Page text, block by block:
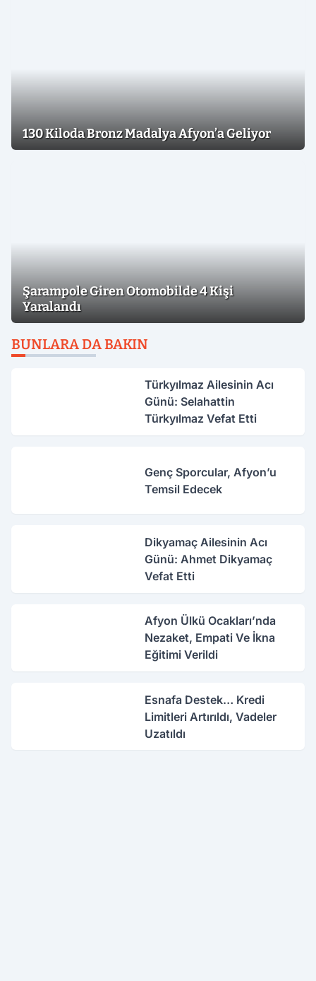
130 Kiloda Bronz Madalya Afyon’a Geliyor
Şarampole Giren Otomobilde 4 Kişi
Yaralandı
BUNLARA DA BAKIN
Türkyılmaz Ailesinin Acı
Günü: Selahattin
Türkyılmaz Vefat Etti
Genç Sporcular, Afyon’u
Temsil Edecek
Dikyamaç Ailesinin Acı
Günü: Ahmet Dikyamaç
Vefat Etti
Afyon Ülkü Ocakları’nda
Nezaket, Empati Ve İkna
Eğitimi Verildi
Esnafa Destek… Kredi
Limitleri Artırıldı, Vadeler
Uzatıldı